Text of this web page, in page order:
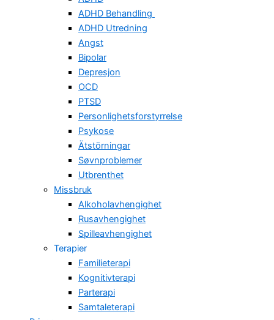
ADHD Behandling
ADHD Utredning
Angst
Bipolar
Depresjon
OCD
PTSD
Personlighetsforstyrrelse
Psykose
Ätstörningar
Søvnproblemer
Utbrenthet
Missbruk
Alkoholavhengighet
Rusavhengighet
Spilleavhengighet
Terapier
Familieterapi
Kognitivterapi
Parterapi
Samtaleterapi